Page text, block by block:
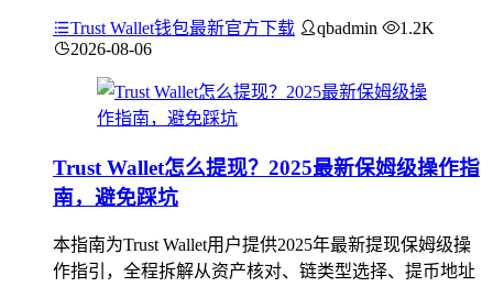
Trust Wallet钱包最新官方下载 qbadmin
1.2K
2026-08-06
Trust Wallet怎么提现？2025最新保姆级操作指
南，避免踩坑
本指南为Trust Wallet用户提供2025年最新提现保姆级操
作指引，全程拆解从资产核对、链类型选择、提币地址